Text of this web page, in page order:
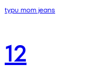
typu mom jeans
12